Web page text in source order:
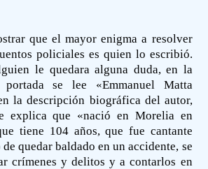
que el mayor enigma a resolver
policiales es quien lo escribió.
le quedara alguna duda, en la
se lee «Emmanuel Matta
la descripción biográfica del autor,
explica que «nació en Morelia en
tiene 104 años, que fue cantante
quedar baldado en un accidente, se
crímenes y delitos y a contarlos en